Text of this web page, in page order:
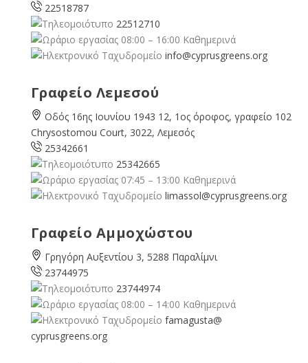
22518787
22512710
08:00 – 16:00 Καθημερινά
info@cyprusgreens.org
Γραφείο Λεμεσού
Οδός 16ης Ιουνίου 1943 12, 1ος όροφος, γραφείο 102
Chrysostomou Court, 3022, Λεμεσός
25342661
25342665
07:45 – 13:00 Καθημερινά
limassol@cyprusgreens.org
Γραφείο Αμμοχώστου
Γρηγόρη Αυξεντίου 3, 5288 Παραλίμνι
23744975
23744974
08:00 – 14:00 Καθημερινά
famagusta@
cyprusgreens.org